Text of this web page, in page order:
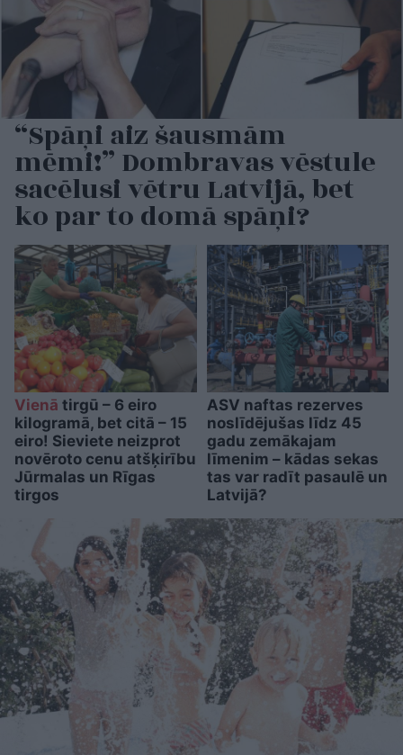
“Spāņi aiz šausmām
mēmi!” Dombravas vēstule
sacēlusi vētru Latvijā, bet
ko par to domā spāņi?
Vienā tirgū – 6 eiro
kilogramā, bet citā – 15
eiro! Sieviete neizprot
novēroto cenu atšķirību
Jūrmalas un Rīgas
tirgos
ASV naftas rezerves
noslīdējušas līdz 45
gadu zemākajam
līmenim – kādas sekas
tas var radīt pasaulē un
Latvijā?